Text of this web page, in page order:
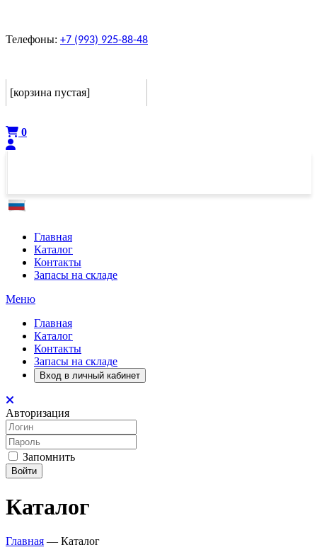
Телефоны: +7 (993) 925-88-48
[корзина пустая]
0
Главная
Каталог
Контакты
Запасы на складе
Меню
Главная
Каталог
Контакты
Запасы на складе
Вход в личный кабинет
Авторизация
Запомнить
Войти
Каталог
Главная — Каталог